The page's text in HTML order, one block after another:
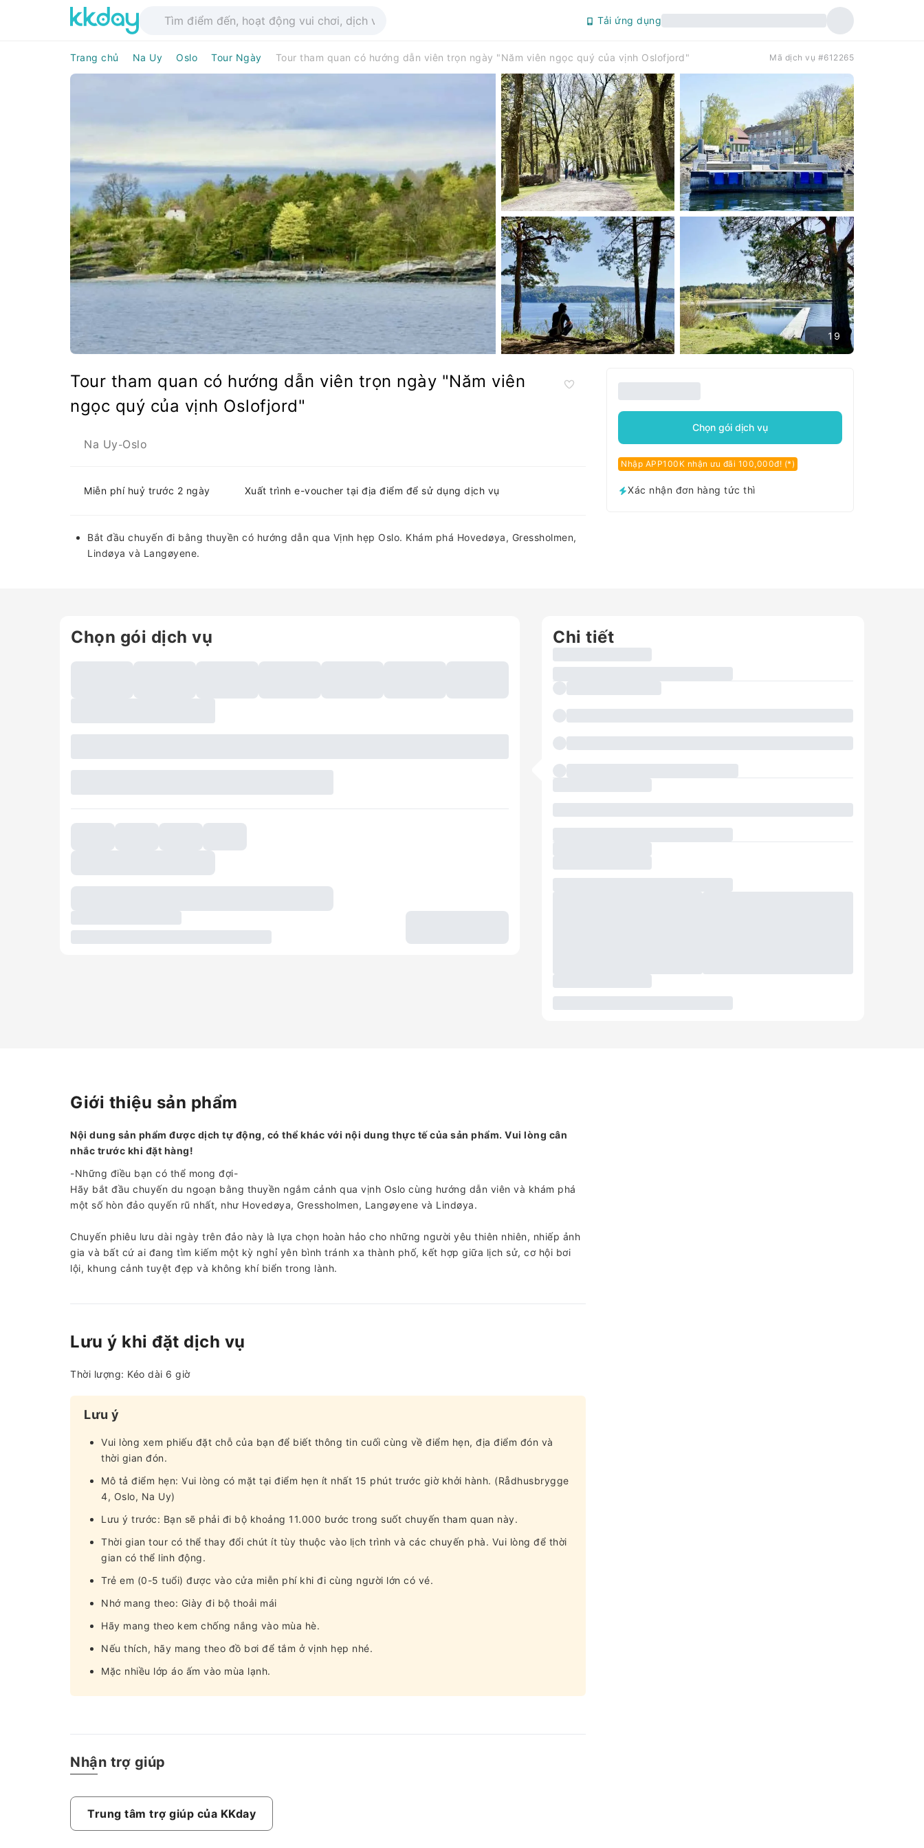
Tải ứng dụng
Trang chủ Na Uy Oslo Tour Ngày Tour tham quan có hướng dẫn viên trọn ngày "Năm viên ngọc quý của vịnh Oslofjord" Mã dịch vụ #612265
19
Tour tham quan có hướng dẫn viên trọn ngày "Năm viên
ngọc quý của vịnh Oslofjord"
Na Uy-Oslo
Miễn phí huỷ trước 2 ngày Xuất trình e-voucher tại địa điểm để sử dụng dịch vụ
Bắt đầu chuyến đi bằng thuyền có hướng dẫn qua Vịnh hẹp Oslo. Khám phá Hovedøya, Gressholmen,
Lindøya và Langøyene.
Chọn gói dịch vụ
Nhập APP100K nhận ưu đãi 100,000đ! (*)
Xác nhận đơn hàng tức thì
Chọn gói dịch vụ Chi tiết
Giới thiệu sản phẩm
Nội dung sản phẩm được dịch tự động, có thể khác với nội dung thực tế của sản phẩm. Vui lòng cân
nhắc trước khi đặt hàng!
-Những điều bạn có thể mong đợi-
Hãy bắt đầu chuyến du ngoạn bằng thuyền ngắm cảnh qua vịnh Oslo cùng hướng dẫn viên và khám phá
một số hòn đảo quyến rũ nhất, như Hovedøya, Gressholmen, Langøyene và Lindøya.
Chuyến phiêu lưu dài ngày trên đảo này là lựa chọn hoàn hảo cho những người yêu thiên nhiên, nhiếp ảnh
gia và bất cứ ai đang tìm kiếm một kỳ nghỉ yên bình tránh xa thành phố, kết hợp giữa lịch sử, cơ hội bơi
lội, khung cảnh tuyệt đẹp và không khí biển trong lành.
Lưu ý khi đặt dịch vụ
Thời lượng: Kéo dài 6 giờ
Lưu ý
Vui lòng xem phiếu đặt chỗ của bạn để biết thông tin cuối cùng về điểm hẹn, địa điểm đón và
thời gian đón.
Mô tả điểm hẹn: Vui lòng có mặt tại điểm hẹn ít nhất 15 phút trước giờ khởi hành. (Rådhusbrygge
4, Oslo, Na Uy)
Lưu ý trước: Bạn sẽ phải đi bộ khoảng 11.000 bước trong suốt chuyến tham quan này.
Thời gian tour có thể thay đổi chút ít tùy thuộc vào lịch trình và các chuyến phà. Vui lòng để thời
gian có thể linh động.
Trẻ em (0-5 tuổi) được vào cửa miễn phí khi đi cùng người lớn có vé.
Nhớ mang theo: Giày đi bộ thoải mái
Hãy mang theo kem chống nắng vào mùa hè.
Nếu thích, hãy mang theo đồ bơi để tắm ở vịnh hẹp nhé.
Mặc nhiều lớp áo ấm vào mùa lạnh.
Nhận trợ giúp
Trung tâm trợ giúp của KKday